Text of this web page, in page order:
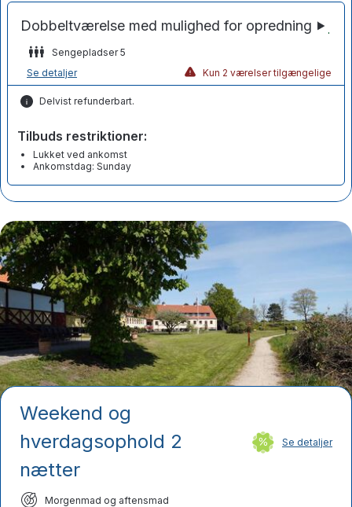
Sengepladser 5
Se detaljer
Kun 2 værelser tilgængelige
Delvist refunderbart.
Tilbuds restriktioner:
Lukket ved ankomst
Ankomstdag: Sunday
Weekend og
hverdagsophold 2
nætter
Se detaljer
Morgenmad og aftensmad